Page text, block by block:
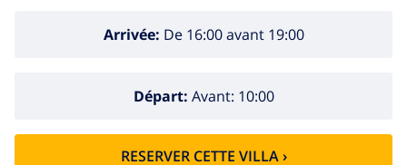
Arrivée: De 16:00 avant 19:00
Départ: Avant: 10:00
RESERVER CETTE VILLA ›